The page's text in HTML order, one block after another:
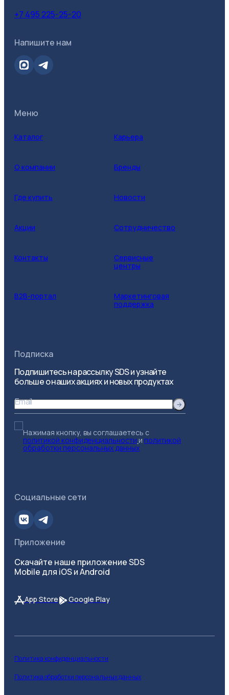
+7 495 225-25-20
Напишите нам
Меню
Каталог Карьера
О компании Бренды
Где купить Новости
Акции Сотрудничество
Контакты
Сервисные
центры
B2B-портал
Маркетинговая
поддержка
Подписка
Подпишитесь на рассылку SDS и узнайте
больше о наших акциях и новых продуктах
Email
Нажимая кнопку, вы соглашаетесь с
политикой конфиденциальности и политикой
обработки персональных данных
Социальные сети
Приложение
Скачайте наше приложение SDS
Mobile для iOS и Android
App Store Google Play
Политика конфиденциальности
Политика обработки персональных данных